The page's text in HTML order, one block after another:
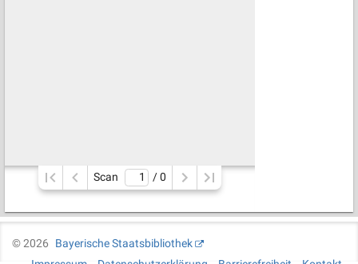
Scan / 0
©2026
Bayerische Staatsbibliothek